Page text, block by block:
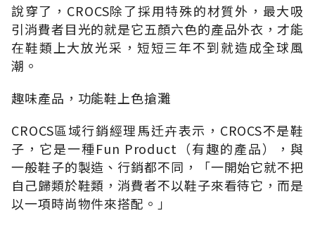
說穿了，CROCS除了採用特殊的材質外，最大吸
引消費者目光的就是它五顏六色的產品外衣，才能
在鞋類上大放光采，短短三年不到就造成全球風
潮。
趣味產品，功能鞋上色搶灘
CROCS區域行銷經理馬迁卉表示，CROCS不是鞋
子，它是一種Fun Product（有趣的產品），與
一般鞋子的製造、行銷都不同，「一開始它就不把
自己歸類於鞋類，消費者不以鞋子來看待它，而是
以一項時尚物件來搭配。」